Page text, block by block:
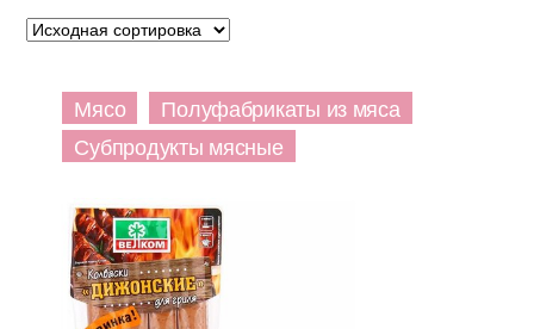
Мясо
Полуфабрикаты из мяса
Субпродукты мясные